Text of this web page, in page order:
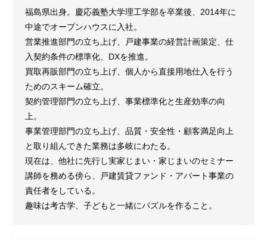
福島県出身。慶応義塾大学理工学部を卒業後、2014年に
中途でオープンハウスに入社。
営業推進部門の立ち上げ、戸建事業の経営計画策定、仕
入契約条件の標準化、DXを推進。
買取再販部門の立ち上げ、個人から直接用地仕入を行う
ためのスキーム確立。
契約管理部門の立ち上げ、事業標準化と生産効率の向
上。
事業管理部門の立ち上げ、品質・安全性・顧客満足向上
と取り組んできた業務は多岐にわたる。
現在は、他社に先行し実家じまい・家じまいのセミナー
講師を務める傍ら、戸建賃貸ファンド・アパート事業の
責任者をしている。
趣味は考古学、子どもと一緒にパズルを作ること。